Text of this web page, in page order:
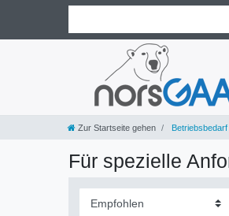
Zur Startseite gehen Betriebsbedarf
Für spezielle